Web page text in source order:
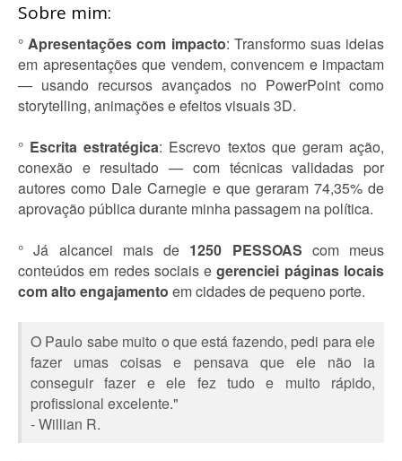
Sobre mim:
°Apresentações com impacto: Transformo suas ideias
em apresentações que vendem, convencem e impactam
— usando recursos avançados no PowerPoint como
storytelling, animações e efeitos visuais 3D.
° Escrita estratégica: Escrevo textos que geram ação,
conexão e resultado — com técnicas validadas por
autores como Dale Carnegie e que geraram 74,35% de
aprovação pública durante minha passagem na política.
° Já alcancei mais de 1250 PESSOAS com meus
conteúdos em redes sociais egerenciei páginas locais
com alto engajamento em cidades de pequeno porte.
O Paulo sabe muito o que está fazendo, pedi para ele
fazer umas coisas e pensava que ele não ia
conseguir fazer e ele fez tudo e muito rápido,
profissional excelente."
- Willian R.